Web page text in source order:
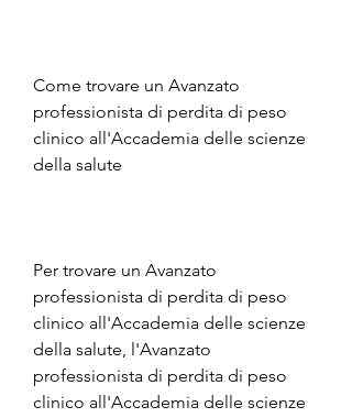
Come trovare un Avanzato
professionista di perdita di peso
clinico all'Accademia delle scienze
della salute
Per trovare un Avanzato
professionista di perdita di peso
clinico all'Accademia delle scienze
della salute, l'Avanzato
professionista di perdita di peso
clinico all'Accademia delle scienze